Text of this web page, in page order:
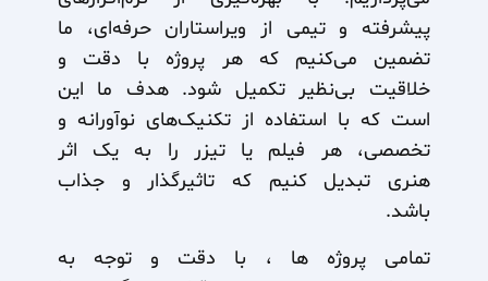
پیشرفته و تیمی از ویراستاران حرفه‌ای، ما
تضمین می‌کنیم که هر پروژه با دقت و
خلاقیت بی‌نظیر تکمیل شود. هدف ما این
است که با استفاده از تکنیک‌های نوآورانه و
تخصصی، هر فیلم یا تیزر را به یک اثر
هنری تبدیل کنیم که تاثیرگذار و جذاب
باشد.
تمامی پروژه ها ، با دقت و توجه به